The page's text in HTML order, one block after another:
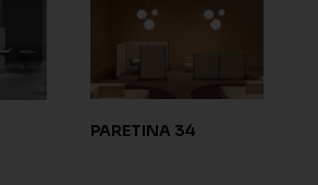
PARETINA 34